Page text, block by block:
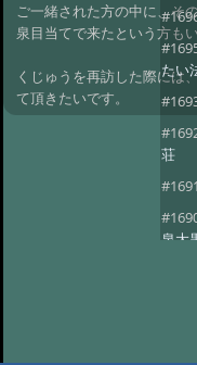
ご一緒された方の中に、そ
泉目当てで来たという方も
くじゅうを再訪した際には
て頂きたいです。
たい
荘
泉大